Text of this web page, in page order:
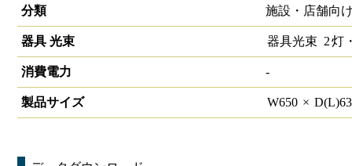
分類
施設・店舗向
器具 光束 器具光束 2灯
消費電力 -
製品サイズ W650 × D(L)